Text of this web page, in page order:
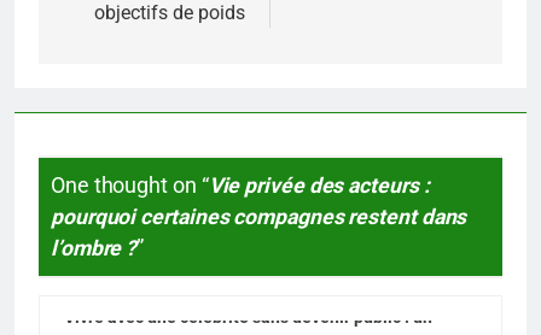
objectifs de poids
One thought on “Vie privée des acteurs :
pourquoi certaines compagnes restent dans
l’ombre ?”
Vivre avec une célébrité sans devenir public : un